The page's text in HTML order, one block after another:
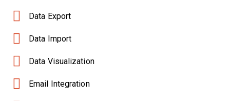
Data Export
Data Import
Data Visualization
Email Integration